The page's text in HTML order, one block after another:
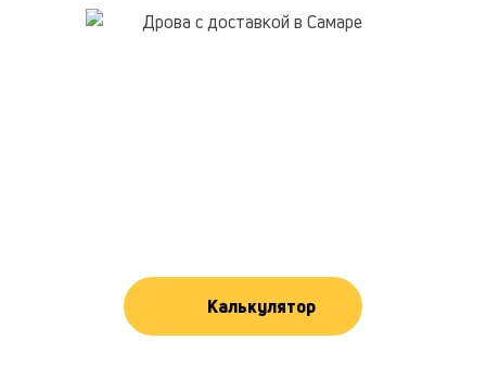
Калькулятор